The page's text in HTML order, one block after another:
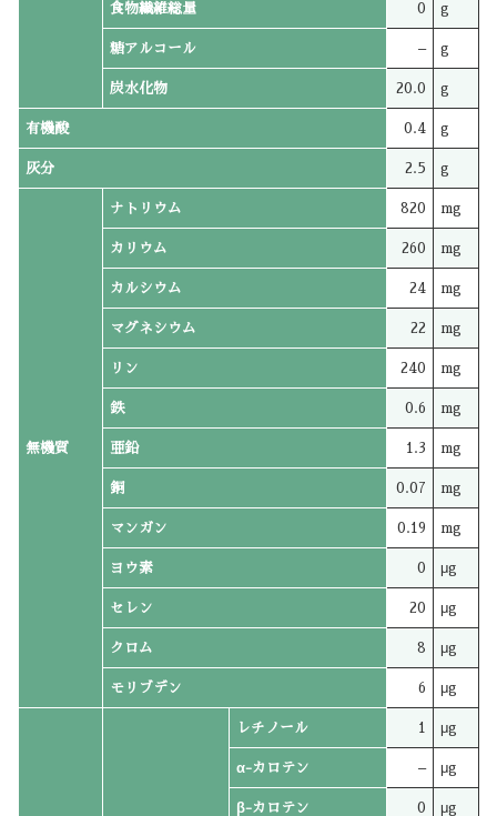
食物繊維総量 0 g
糖アルコール – g
炭水化物 20.0 g
有機酸 0.4 g
灰分 2.5 g
無機質
ナトリウム 820 mg
カリウム 260 mg
カルシウム 24 mg
マグネシウム 22 mg
リン 240 mg
鉄 0.6 mg
亜鉛 1.3 mg
銅 0.07 mg
マンガン 0.19 mg
ヨウ素 0 μg
セレン 20 μg
クロム 8 μg
モリブデン 6 μg
レチノール 1 μg
α-カロテン – μg
β-カロテン 0 μg